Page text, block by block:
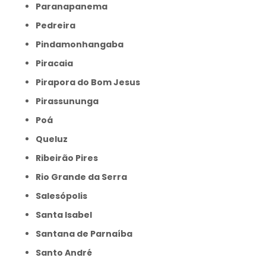
Paranapanema
Pedreira
Pindamonhangaba
Piracaia
Pirapora do Bom Jesus
Pirassununga
Poá
Queluz
Ribeirão Pires
Rio Grande da Serra
Salesópolis
Santa Isabel
Santana de Parnaíba
Santo André